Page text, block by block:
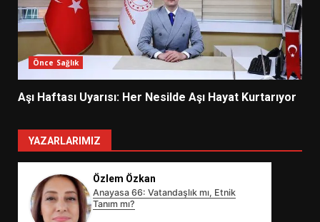
Önce Sağlık
Aşı Haftası Uyarısı: Her Nesilde Aşı Hayat Kurtarıyor
YAZARLARIMIZ
Özlem Özkan
Anayasa 66: Vatandaşlık mı, Etnik
Tanım mı?